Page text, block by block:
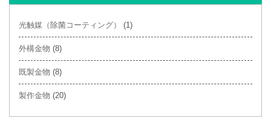
2021年3月(2)
2021年2月(4)
2020年10月(1)
2020年9月(1)
2020年7月(1)
光触媒（除菌コーティング） (1)
外構金物 (8)
既製金物 (8)
製作金物 (20)